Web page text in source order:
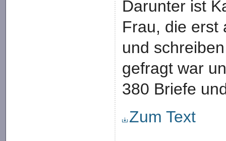
Darunter ist
Frau, die erst
und
gefragt war
380 Briefe
Zum Text